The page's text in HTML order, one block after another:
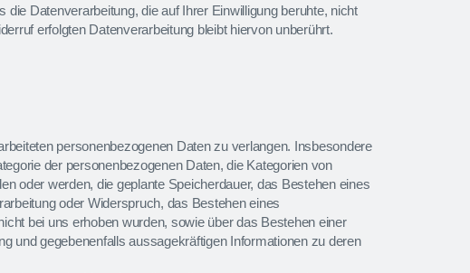
Datenverarbeitung, die auf Ihrer Einwilligung beruhte, nicht
erfolgten Datenverarbeitung bleibt hiervon unberührt.
personenbezogenen Daten zu verlangen. Insbesondere
der personenbezogenen Daten, die Kategorien von
oder werden, die geplante Speicherdauer, das Bestehen eines
oder Widerspruch, das Bestehen eines
bei uns erhoben wurden, sowie über das Bestehen einer
und gegebenenfalls aussagekräftigen Informationen zu deren